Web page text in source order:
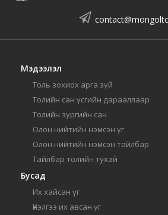
Мэдээлэл
Толь зохиох арга зүй
Толийн сан үсгийн дарааллаар
Толийн зургийн сан
Олон нийтийн нэмсэн үг
Олон нийтийн нэмсэн тайлбар
Тайлбар толийн тухай
Бусад
Их хайсан үг
Үнэлгээ их авсан үг